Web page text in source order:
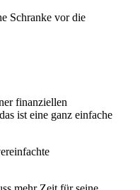
Schranke vor die
finanziellen
ist eine ganz einfache